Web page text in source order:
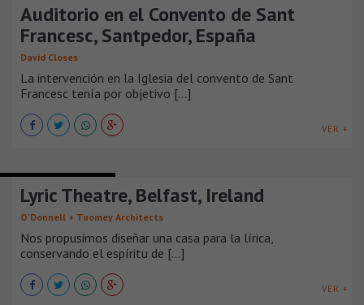
Auditorio en el Convento de Sant
Francesc, Santpedor, España
David Closes
La intervención en la Iglesia del convento de Sant
Francesc tenía por objetivo [...]
VER +
Lyric Theatre, Belfast, Ireland
O’Donnell + Tuomey Architects
Nos propusimos diseñar una casa para la lírica,
conservando el espíritu de [...]
VER +